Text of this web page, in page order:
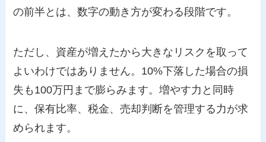
の前半とは、数字の動き方が変わる段階です。
ただし、資産が増えたから大きなリスクを取って
よいわけではありません。10%下落した場合の損
失も100万円まで膨らみます。増やす力と同時
に、保有比率、税金、売却判断を管理する力が求
められます。